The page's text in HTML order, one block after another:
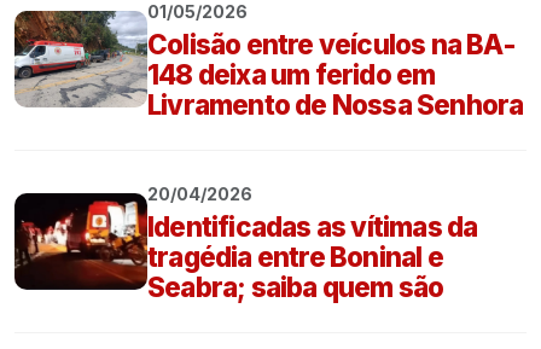
01/05/2026
Colisão entre veículos na BA-
148 deixa um ferido em
Livramento de Nossa Senhora
20/04/2026
Identificadas as vítimas da
tragédia entre Boninal e
Seabra; saiba quem são